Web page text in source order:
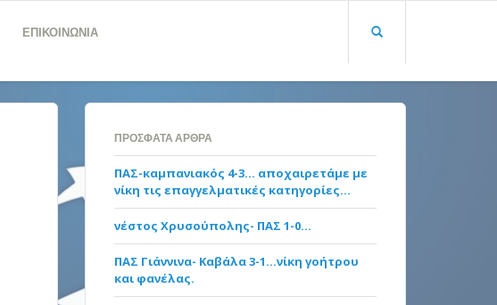
ΕΠΙΚΟΙΝΩΝΙΑ
ΠΡΌΣΦΑΤΑ ΆΡΘΡΑ
ΠΑΣ-καμπανιακός 4-3… αποχαιρετάμε με
νίκη τις επαγγελματικές κατηγορίες…
νέστος Χρυσούπολης- ΠΑΣ 1-0…
ΠΑΣ Γιάννινα- Καβάλα 3-1…νίκη γοήτρου
και φανέλας.